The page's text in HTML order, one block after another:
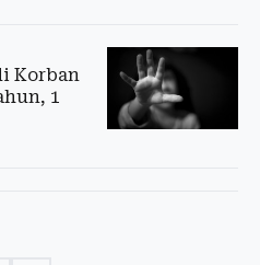
Korban
1